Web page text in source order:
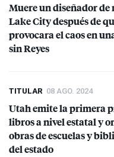
Muere un diseñador de
Lake City después de
provocara el caos en
sin Reyes
TITULAR 08 AGO. 2024
Utah emite la primera
libros a nivel estatal y
obras de escuelas y
del estado